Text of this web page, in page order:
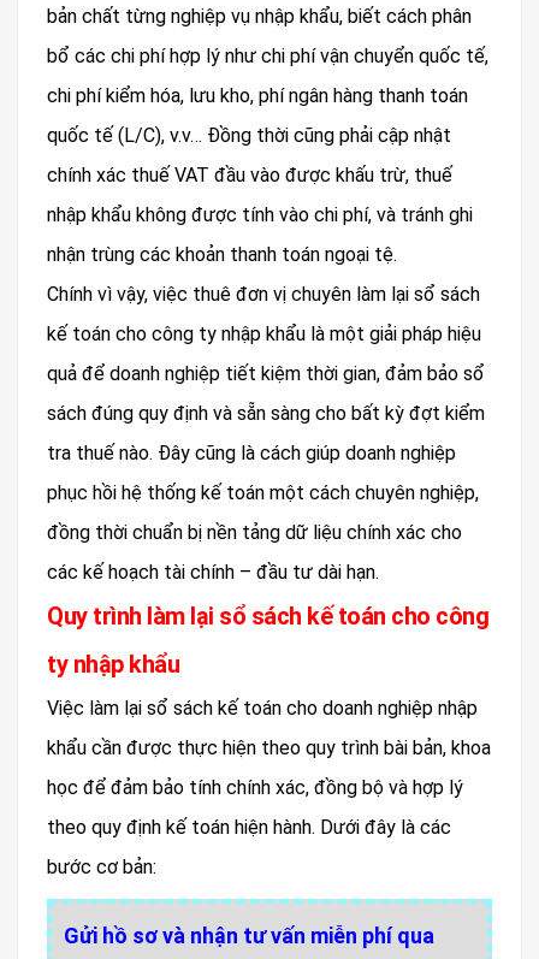
bản chất từng nghiệp vụ nhập khẩu, biết cách phân
bổ các chi phí hợp lý như chi phí vận chuyển quốc tế,
chi phí kiểm hóa, lưu kho, phí ngân hàng thanh toán
quốc tế (L/C), v.v… Đồng thời cũng phải cập nhật
chính xác thuế VAT đầu vào được khấu trừ, thuế
nhập khẩu không được tính vào chi phí, và tránh ghi
nhận trùng các khoản thanh toán ngoại tệ.
Chính vì vậy, việc thuê đơn vị chuyên làm lại sổ sách
kế toán cho công ty nhập khẩu là một giải pháp hiệu
quả để doanh nghiệp tiết kiệm thời gian, đảm bảo sổ
sách đúng quy định và sẵn sàng cho bất kỳ đợt kiểm
tra thuế nào. Đây cũng là cách giúp doanh nghiệp
phục hồi hệ thống kế toán một cách chuyên nghiệp,
đồng thời chuẩn bị nền tảng dữ liệu chính xác cho
các kế hoạch tài chính – đầu tư dài hạn.
Quy trình làm lại sổ sách kế toán cho công
ty nhập khẩu
Việc làm lại sổ sách kế toán cho doanh nghiệp nhập
khẩu cần được thực hiện theo quy trình bài bản, khoa
học để đảm bảo tính chính xác, đồng bộ và hợp lý
theo quy định kế toán hiện hành. Dưới đây là các
bước cơ bản:
Gửi hồ sơ và nhận tư vấn miễn phí qua